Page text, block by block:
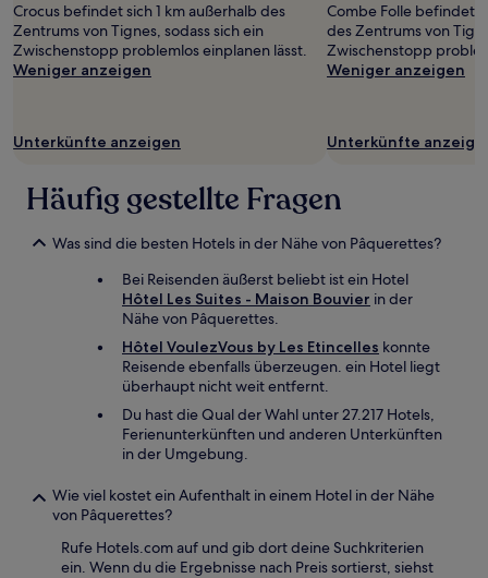
2 Erwachsenen
gefunden
wurde.
Preise
können
Es
zusätzliche
Crocus befindet sich 1 km außerhalb des
Zentrums von Tignes, sodass sich ein
Zwischenstopp problemlos einplanen lässt.
Weniger anzeigen
Unterkünfte anzeigen
Combe Folle befindet
des Zentrums von
Zwischenstopp
Weniger anzeigen
Unterkünfte
Häufig gestellte Fragen
Was sind die besten Hotels in der Nähe von Pâquerettes?
Bei Reisenden äußerst beliebt ist ein Hotel
Hôtel Les Suites - Maison Bouvier in der
Nähe von Pâquerettes.
Hôtel VoulezVous by Les Etincelles konnte
Reisende ebenfalls überzeugen. ein Hotel liegt
überhaupt nicht weit entfernt.
Du hast die Qual der Wahl unter 27.217 Hotels,
Ferienunterkünften und anderen Unterkünften
in der Umgebung.
Wie viel kostet ein Aufenthalt in einem Hotel in der Nähe
von Pâquerettes?
Rufe Hotels.com auf und gib dort deine Suchkriterien
ein. Wenn du die Ergebnisse nach Preis sortierst, siehst